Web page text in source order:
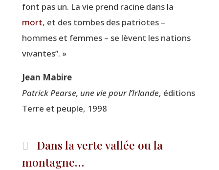
font pas un. La vie prend racine dans la
mort, et des tombes des patriotes –
hommes et femmes – se lèvent les nations
vivantes”. »
Jean Mabire
Patrick Pearse, une vie pour l’Irlande, édi­tions
Terre et peuple, 1998
Dans la verte vallée ou la
montagne…